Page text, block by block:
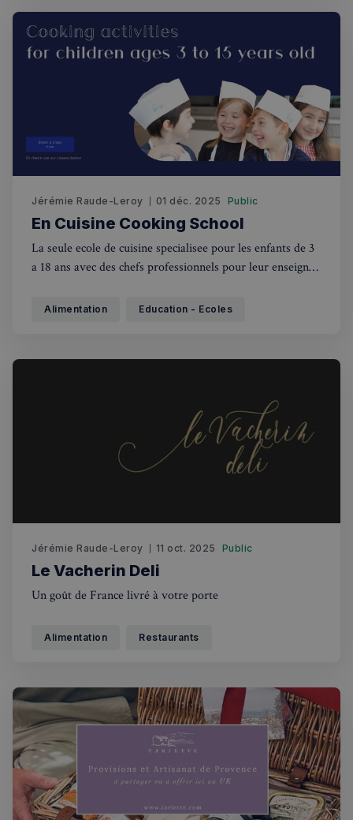
Jérémie Raude-Leroy 01 déc. 2025 Public
En Cuisine Cooking School
La seule ecole de cuisine specialisee pour les enfants de 3
a 18 ans avec des chefs professionnels pour leur enseigner
occupe une place importance mais grace a la diversite de
Alimentation Education - Ecoles
Jérémie Raude-Leroy 11 oct. 2025 Public
Le Vacherin Deli
Un goût de France livré à votre porte
Alimentation Restaurants